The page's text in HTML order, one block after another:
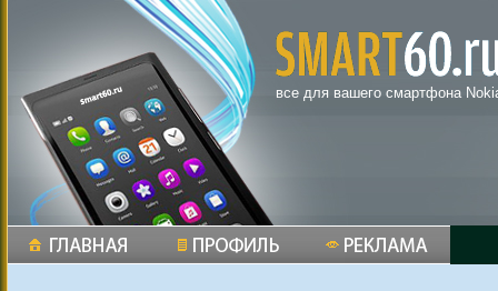
все для вашего смартфона